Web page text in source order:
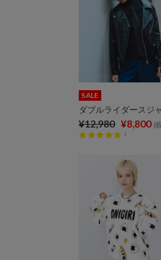
SALE
¥12,980 ¥8,800 (
1